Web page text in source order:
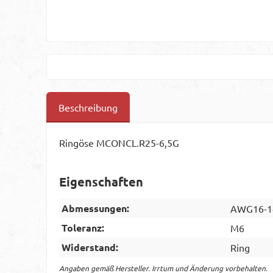
Beschreibung
Ringöse MCONCL.R25-6,5G
Eigenschaften
Abmessungen: AWG16-
Toleranz: M6
Widerstand: Ring
Angaben gemäß Hersteller. Irrtum und Änderung vorbehalten.